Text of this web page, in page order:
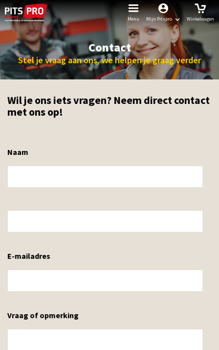
Menu Mijn Pitspro Winkelwagen
Contact
Stel je vraag aan ons, we helpen je graag verder
Wil je ons iets vragen? Neem direct contact
met ons op!
Naam
E-mailadres
Vraag of opmerking